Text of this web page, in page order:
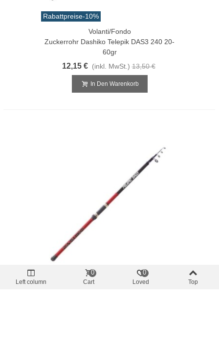
Rabattpreise-10%
Volanti/Fondo
Zuckerrohr Dashiko Telepik DAS3 240 20-
60gr
12,15 € (inkl. MwSt.) 13,50 €
In Den Warenkorb
-10%
Left column Cart
0
Loved
0
Top